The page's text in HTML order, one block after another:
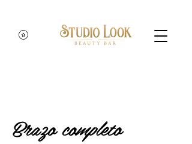
Brazo completo